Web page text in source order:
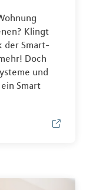
Klingt
der Smart-
Doch
und
Smart